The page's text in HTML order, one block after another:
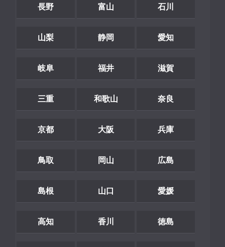
長野 富山 石川
山梨 静岡 愛知
岐阜 福井 滋賀
三重 和歌山 奈良
京都 大阪 兵庫
鳥取 岡山 広島
島根 山口 愛媛
高知 香川 徳島